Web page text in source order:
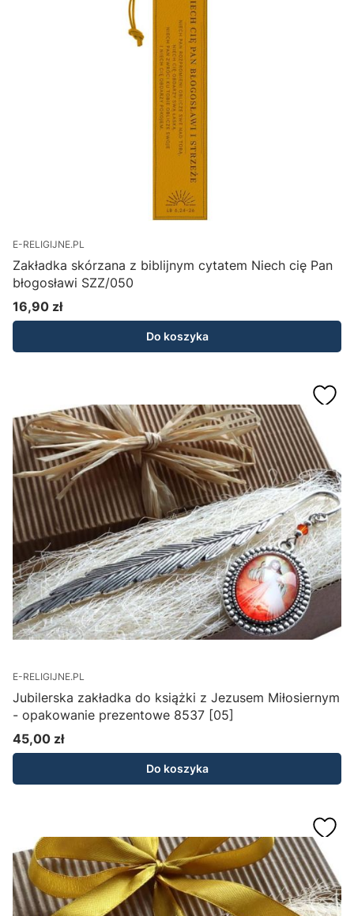
E-RELIGIJNE.PL
Zakładka skórzana z biblijnym cytatem Niech cię Pan
błogosławi SZZ/050
Cena
16,90 zł
Do koszyka
E-RELIGIJNE.PL
Jubilerska zakładka do książki z Jezusem Miłosiernym
- opakowanie prezentowe 8537 [05]
Cena
45,00 zł
Do koszyka